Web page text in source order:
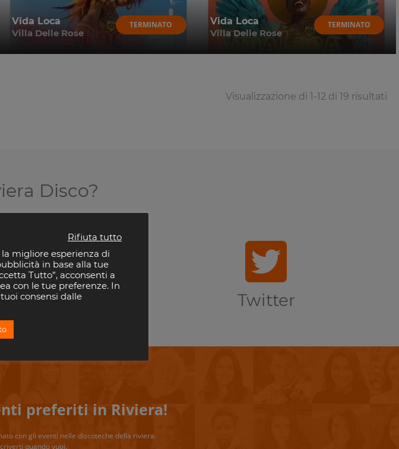
Vida Loca
Villa Delle Rose
TERMINATO
Vida Loca
Villa Delle Rose
TERMINATO
Visualizzazione di 1-12 di 19 risultati
Disco?
Twitter
preferiti in Riviera!
con gli eventi nelle discoteche della riviera.
quando vuoi.
Rifiuta tutto
migliore esperienza di
in base alla tue
Tutto”, acconsenti a
con le tue preferenze. In
consensi dalle